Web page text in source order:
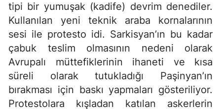
tipi bir yumuşak (kadife) devrim denediler.
Kullanılan yeni teknik araba kornalarının
sesi ile protesto idi. Sarkisyan’ın bu kadar
çabuk teslim olmasının nedeni olarak
Avrupalı müttefiklerinin ihaneti ve kısa
süreli olarak tutukladığı Paşinyan’ın
bırakması için baskı yapmaları gösteriliyor.
Protestolara kışladan katılan askerlerin